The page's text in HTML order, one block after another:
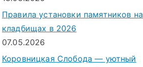
Правила установки памятников на
кладбищах в 2026
07.05.2026
Коровницкая Слобода — уютный